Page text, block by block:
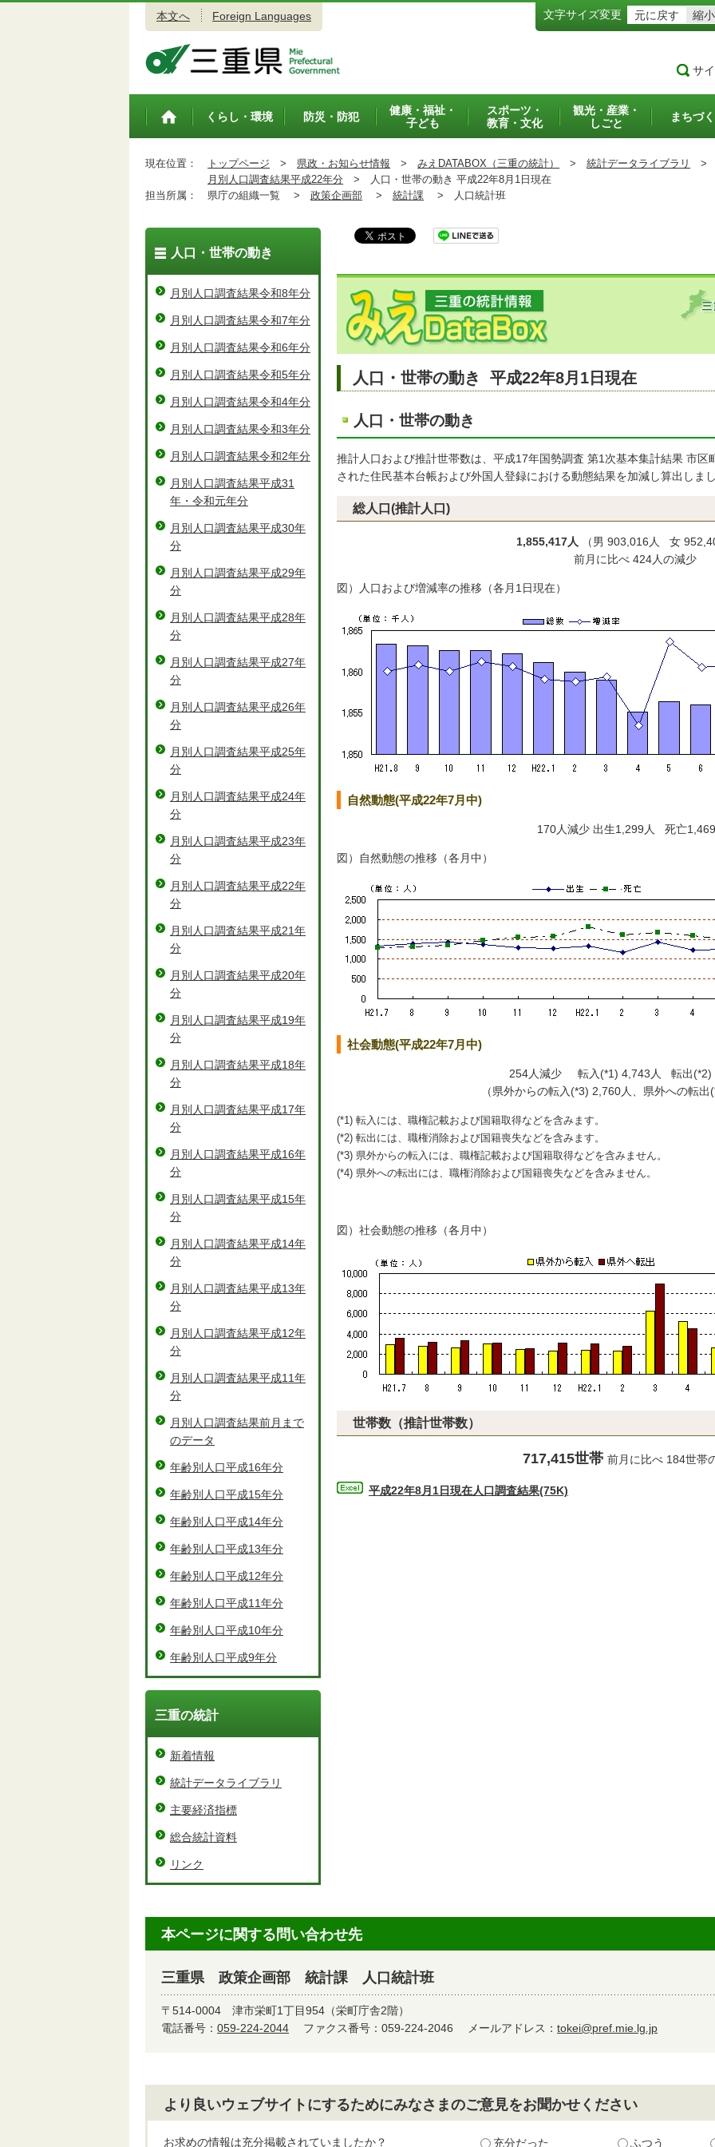
本文へ Foreign Languages 文字サイズ変更 元に戻す 縮小
サ
トップペ
くらし・環境 防災・防犯
健康・福祉・
子ども
スポーツ・
教育・文化
観光・産業・
しごと
まちづ
現在位置： トップページ > 県政・お知らせ情報 > みえDATABOX（三重の統計） > 統計データライブラリ
>
月別人口調査結果平成22年分 > 人口・世帯の動き 平成22年8月1日現在
担当所属：
県庁の組織一覧 > 政策企画部 > 統計課 > 人口統計班
人口・世帯の動き 平成22年8月1日現在
人口・世帯の動き
推計人口および推計世帯数は、平成17年国勢調査 第1次基本集計結果 市
された住民基本台帳および外国人登録における動態結果を加減し算出しま
総人口(推計人口)
1,855,417人
（男 903,016人 女
前月に比べ 424人の減少
図）人口および増減率の推移（各月1日現在）
自然動態(平成22年7月中)
170人減少 出生1,299人 死亡
図）自然動態の推移（各月中）
社会動態(平成22年7月中)
254人減少 転入 (*1) 4,743人 転出(*2)
（県外からの転入 (*3) 2,760人、県外への転出
(*1) 転入には、職権記載および国籍取得などを含みます。
(*2) 転出には、職権消除および国籍喪失などを含みます。
(*3) 県外からの転入には、職権記載および国籍取得などを含みません。
(*4) 県外への転出には、職権消除および国籍喪失などを含みません。
図）社会動態の推移（各月中）
世帯数（推計世帯数）
717,415世帯 前月に比べ 184世帯
平成22年8月1日現在人口調査結果(75K)
人口・世帯の動き
月別人口調査結果令和8年分
月別人口調査結果令和7年分
月別人口調査結果令和6年分
月別人口調査結果令和5年分
月別人口調査結果令和4年分
月別人口調査結果令和3年分
月別人口調査結果令和2年分
月別人口調査結果平成31
年・令和元年分
月別人口調査結果平成30年
分
月別人口調査結果平成29年
分
月別人口調査結果平成28年
分
月別人口調査結果平成27年
分
月別人口調査結果平成26年
分
月別人口調査結果平成25年
分
月別人口調査結果平成24年
分
月別人口調査結果平成23年
分
月別人口調査結果平成22年
分
月別人口調査結果平成21年
分
月別人口調査結果平成20年
分
月別人口調査結果平成19年
分
月別人口調査結果平成18年
分
月別人口調査結果平成17年
分
月別人口調査結果平成16年
分
月別人口調査結果平成15年
分
月別人口調査結果平成14年
分
月別人口調査結果平成13年
分
月別人口調査結果平成12年
分
月別人口調査結果平成11年
分
月別人口調査結果前月まで
のデータ
年齢別人口平成16年分
年齢別人口平成15年分
年齢別人口平成14年分
年齢別人口平成13年分
年齢別人口平成12年分
年齢別人口平成11年分
年齢別人口平成10年分
年齢別人口平成9年分
三重の統計
新着情報
統計データライブラリ
主要経済指標
総合統計資料
リンク
本ページに関する問い合わせ先
三重県 政策企画部 統計課 人口統計班
〒514-0004 津市栄町1丁目954（栄町庁舎2階）
電話番号： 059-224-2044 ファクス番号：059-224-2046 メールアドレス： tokei@pref.mie.lg.jp
より良いウェブサイトにするためにみなさまのご意見をお聞かせください
お求めの情報は充分掲載されていましたか？ 充分だった ふつう